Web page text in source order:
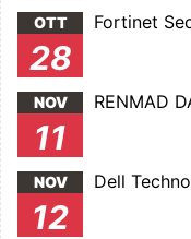
OTT
28
Fortinet
NOV
11
RENMAD
NOV
12
Dell